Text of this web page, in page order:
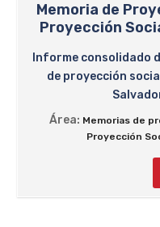
Memoria de
Proyección
Informe consolidado
de proyección
Área: Memorias de
Proyección